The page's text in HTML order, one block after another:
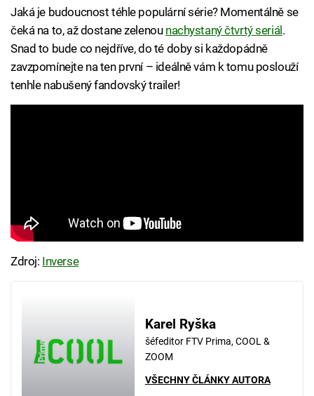
Jaká je budoucnost téhle populární série? Momentálně se
čeká na to, až dostane zelenou nachystaný čtvrtý seriál .
Snad to bude co nejdříve, do té doby si každopádně
zavzpomínejte na ten první – ideálně vám k tomu poslouží
tenhle nabušený fandovský trailer!
Zdroj: Inverse
Karel Ryška
šéfeditor FTV Prima, COOL &
ZOOM
VŠECHNY ČLÁNKY AUTORA